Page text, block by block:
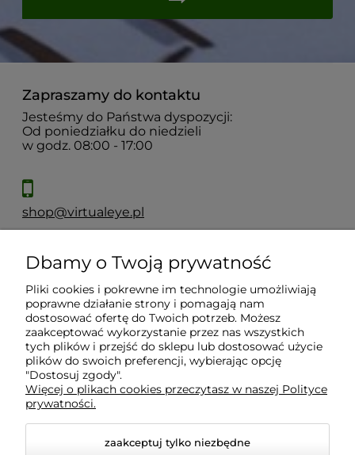
Zapraszamy do kontaktu
Jesteśmy do Państwa dyspozycji:
Od poniedziałku do niedzieli
w godz. 08:00 - 17:00
shop@virtualeye.pl
Moje konto
Płatności i dostawa
Informacje
O nas
Dbamy o Twoją prywatność
Pliki cookies i pokrewne im technologie umożliwiają
poprawne działanie strony i pomagają nam
dostosować ofertę do Twoich potrzeb. Możesz
zaakceptować wykorzystanie przez nas wszystkich
tych plików i przejść do sklepu lub dostosować użycie
plików do swoich preferencji, wybierając opcję
"Dostosuj zgody".
Więcej o plikach cookies przeczytasz w naszej Polityce
prywatności.
zaakceptuj tylko niezbędne